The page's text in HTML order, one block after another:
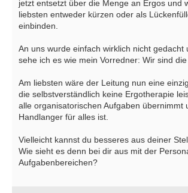
jetzt entsetzt über die Menge an Ergos und
liebsten entweder kürzen oder als
einbinden.
An uns wurde einfach wirklich nicht gedacht
sehe ich es wie mein Vorredner: Wir sind die
Am liebsten wäre der Leitung nun eine
die selbstverständlich keine Ergotherapie
alle organisatorischen Aufgaben übernimmt
Handlanger für alles ist.
Vielleicht kannst du besseres aus deiner
Wie sieht es denn bei dir aus mit der
Aufgabenbereichen?